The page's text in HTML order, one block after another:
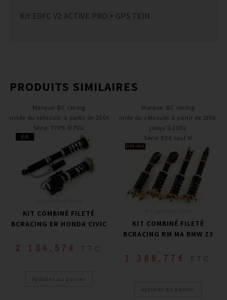
Kit EDFC V2 ACTIVE PRO + GPS TEIN
PRODUITS SIMILAIRES
Marque: BC racing
Année du véhicule: à partir de 2006
Série: TYPE-R FD2
KIT COMBINÉ FILETÉ
BCRACING ER HONDA CIVIC
2 134,57 € TTC
Ajouter au panier
Marque: BC racing
Année du véhicule: à partir de 1996 /
jusqu’à 2002
Série: E36 sauf M
KIT COMBINÉ FILETÉ
BCRACING RM MA BMW Z3
1 388,77 € TTC
Ajouter au panier